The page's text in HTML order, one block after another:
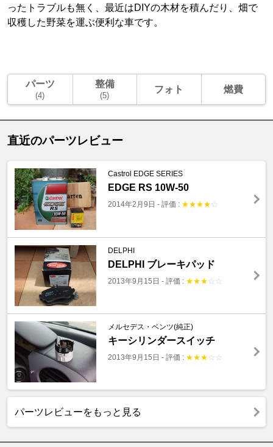
ったトラブルも無く、最近はDIYの木材を積んだり、畑で
収穫した野菜を運ぶ便利な車です。
パーツ
(4)
整備
(5)
フォト 燃費
直近のパーツレビュー
Castrol EDGE SERIES
EDGE RS 10W-50
2014年2月9日 - 評価 : ★★★★ ☆
DELPHI
DELPHI ブレーキパッド
2013年9月15日 - 評価 : ★★★ ☆ ☆
メルセデス・ベンツ(純正)
キーシリンダースイッチ
2013年9月15日 - 評価 : ★★★ ☆ ☆
パーツレビューをもっと見る